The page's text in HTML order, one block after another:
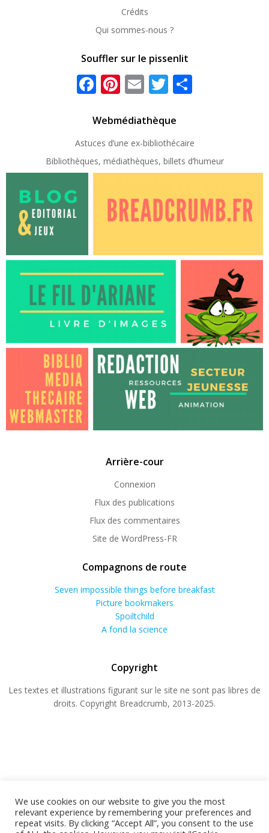
Crédits
Qui sommes-nous ?
Souffler sur le pissenlit
Facebook
Pinterest
EmailTwitter
Webmédiathèque
Astuces d’une ex-bibliothécaire
Bibliothèques, médiathèques, billets d’humeur
Arrière-cour
Connexion
Flux des publications
Flux des commentaires
Site de WordPress-FR
Compagnons de route
Seven impossible things before breakfast
Picture bookmakers
Spoiltchild
A fond la science
Copyright
Les textes et illustrations figurant sur le site ne sont pas libres de
droits. Copyright Breadcrumb, 2013-2025.
We use cookies on our website to give you the most
relevant experience by remembering your preferences and
repeat visits. By clicking “Accept All”, you consent to the use